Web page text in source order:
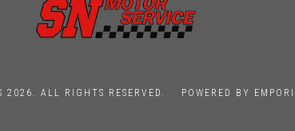
2026. ALL RIGHTS RESERVED. POWERED BY